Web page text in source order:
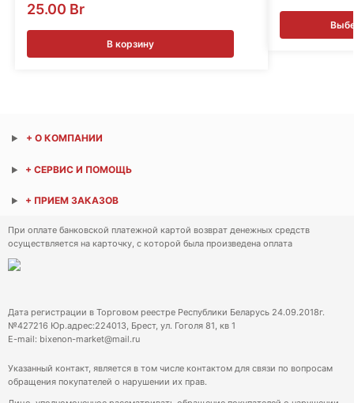
25.00 Br
В корзину
+ О КОМПАНИИ
+ СЕРВИС И ПОМОЩЬ
+ ПРИЕМ ЗАКАЗОВ
При оплате банковской платежной картой возврат денежных средств
осуществляется на карточку, с которой была произведена оплата
Дата регистрации в Торговом реестре Республики Беларусь 24.09.2018г.
№427216 Юр.адрес:224013, Брест, ул. Гоголя 81, кв 1
E-mail: bixenon-market@mail.ru
Указанный контакт, является в том числе контактом для связи по вопросам
обращения покупателей о нарушении их прав.